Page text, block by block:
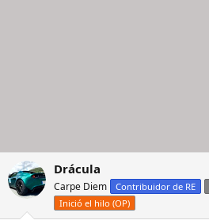
Drácula
Carpe Diem Contribuidor de RE
Inició el hilo (OP)